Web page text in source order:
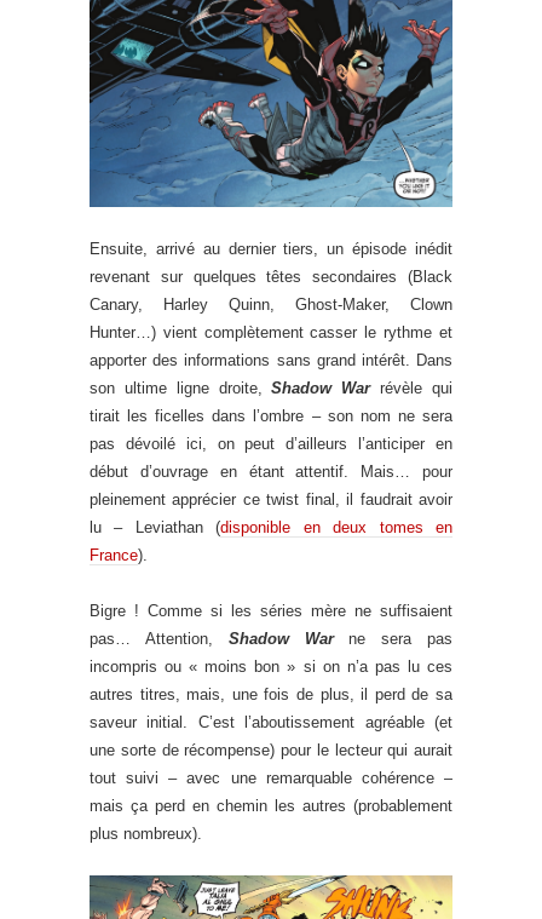
Ensuite, arrivé au dernier tiers, un épisode inédit
revenant sur quelques têtes secondaires (Black
Canary, Harley Quinn, Ghost-Maker, Clown
Hunter…) vient complètement casser le rythme et
apporter des informations sans grand intérêt. Dans
son ultime ligne droite,Shadow Warrévèle qui
tirait les ficelles dans l’ombre – son nom ne sera
pas dévoilé ici, on peut d’ailleurs l’anticiper en
début d’ouvrage en étant attentif. Mais… pour
pleinement apprécier ce twist final, il faudrait avoir
lu – Leviathan (disponible en deux tomes en
France).
Bigre ! Comme si les séries mère ne suffisaient
pas… Attention, Shadow War
ne sera pas
incompris ou « moins bon » si on n’a pas lu ces
autres titres, mais, une fois de plus, il perd de sa
saveur initial. C’est l’aboutissement agréable (et
une sorte de récompense) pour le lecteur qui aurait
tout suivi – avec une remarquable cohérence –
mais ça perd en chemin les autres (probablement
plus nombreux).